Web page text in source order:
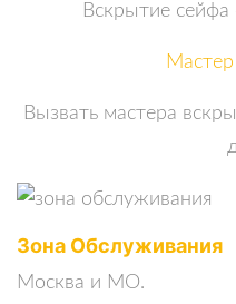
Вскрытие сейфа
Вызвать мастера
Зона Обслуживания
Москва и МО.